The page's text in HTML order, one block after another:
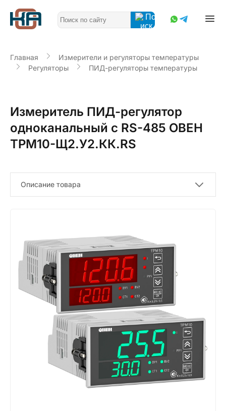
Главная
Измерители и регуляторы температуры
Регуляторы
ПИД-регуляторы температуры
Измеритель ПИД-регулятор
одноканальный с RS-485 ОВЕН
ТРМ10-Щ2.У2.КК.RS
Описание товара